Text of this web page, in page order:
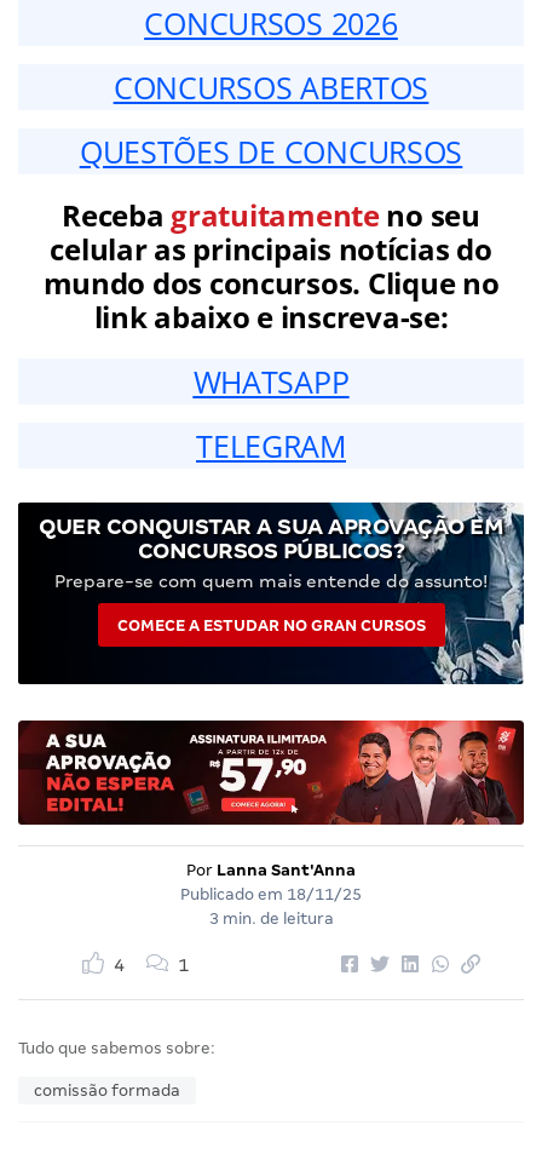
CONCURSOS 2026
CONCURSOS ABERTOS
QUESTÕES DE CONCURSOS
Receba gratuitamenteno seu
celular as principais notícias do
mundo dos concursos. Clique no
link abaixo e inscreva-se:
WHATSAPP
TELEGRAM
QUER CONQUISTAR A SUA APROVAÇÃO EM
CONCURSOS PÚBLICOS?
Prepare-se com quem mais entende do assunto!
COMECE A ESTUDAR NO GRAN CURSOS
Por Lanna Sant'Anna
Publicado em 18/11/25
3 min. de leitura
4 1
Tudo que sabemos sobre:
comissão formada